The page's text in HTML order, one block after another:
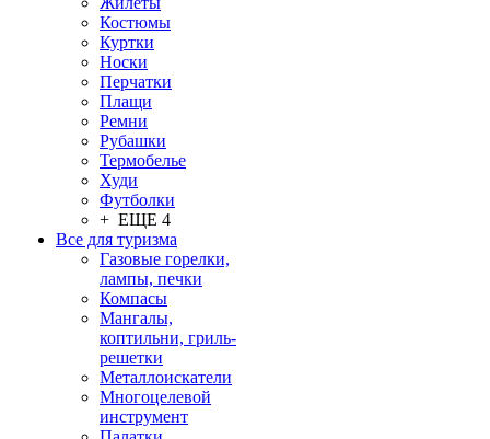
Костюмы
Куртки
Носки
Перчатки
Плащи
Ремни
Рубашки
Термобелье
Худи
Футболки
+ ЕЩЕ 4
Все для туризма
Газовые горелки,
лампы, печки
Компасы
Мангалы,
коптильни, гриль-
решетки
Металлоискатели
Многоцелевой
инструмент